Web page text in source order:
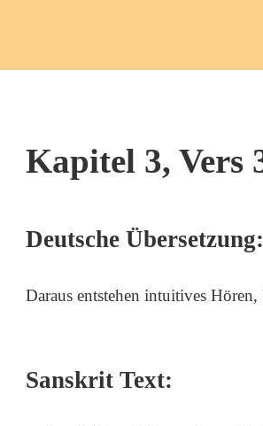
Kapitel 3, Vers
Deutsche Übersetzung:
Daraus entstehen intuitives
Sanskrit Text: